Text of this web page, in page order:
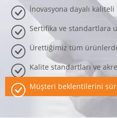
İnovasyona dayalı
Sertifika ve standartlara
Ürettiğimiz tüm
Kalite standartları ve
Müşteri beklentilerini